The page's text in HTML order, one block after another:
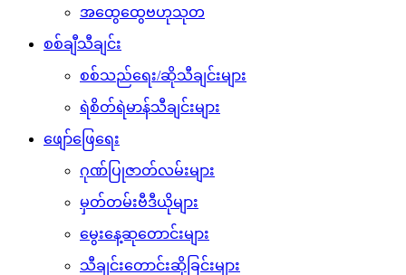
အထွေထွေဗဟုသုတ
စစ်ချီသီချင်း
စစ်သည်ရေး/ဆိုသီချင်းများ
ရဲစိတ်ရဲမာန်သီချင်းများ
ဖျော်ဖြေရေး
ဂုဏ်ပြုဇာတ်လမ်းများ
မှတ်တမ်းဗီဒီယိုများ
မွေးနေ့ဆုတောင်းများ
သီချင်းတောင်းဆိုခြင်းများ